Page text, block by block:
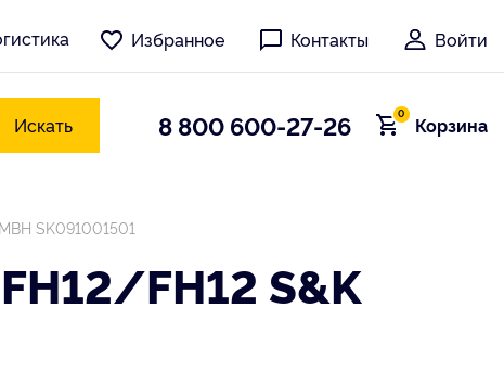
Избранное Контакты Войти
Искать 8 800 600-27-26 Корзина
0
SK091001501
FH12 S&K